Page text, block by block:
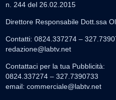
n. 244 del 26.02.2015
Direttore Responsabile Dott.ssa
Contatti: 0824.337274 –
redazione@labtv.net
Contattaci per la tua Pubblicità:
0824.337274 – 327.7390733
email: commerciale@labtv.net